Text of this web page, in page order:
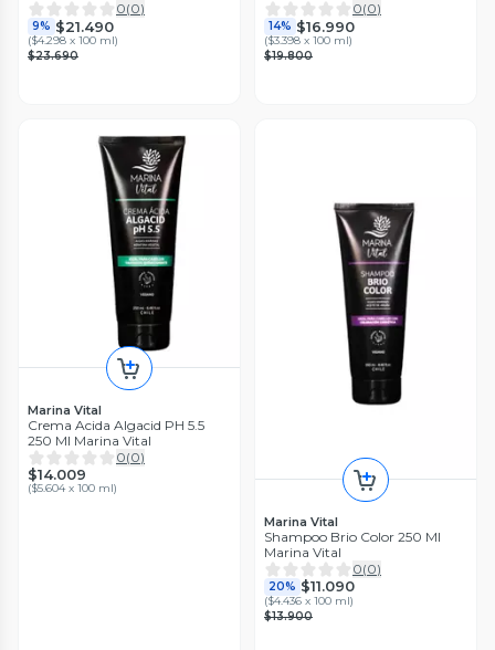
0(0)
9% $21.490
($4.298 x 100 ml)
$23.690
0(0)
14% $16.990
($3.398 x 100 ml)
$19.800
Marina Vital
Crema Acida Algacid PH 5.5
250 Ml Marina Vital
0(0)
$14.009
($5.604 x 100 ml)
Marina Vital
Shampoo Brio Color 250 Ml
Marina Vital
0(0)
20% $11.090
($4.436 x 100 ml)
$13.900